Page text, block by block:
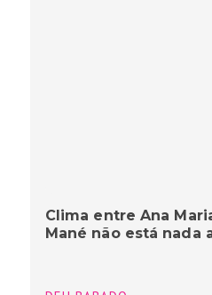
Clima entre Ana
Mané não está nada